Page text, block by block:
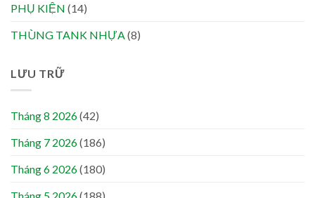
PHỤ KIỆN (14)
THÙNG TANK NHỰA(8)
LƯU TRỮ
Tháng 8 2026(42)
Tháng 7 2026(186)
Tháng 6 2026(180)